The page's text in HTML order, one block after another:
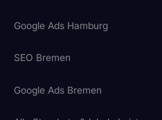
Google Ads Hamburg
SEO Bremen
Google Ads Bremen